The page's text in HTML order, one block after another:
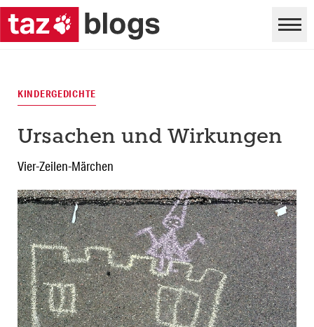
KINDERGEDICHTE
Ursachen und Wirkungen
Vier-Zeilen-Märchen